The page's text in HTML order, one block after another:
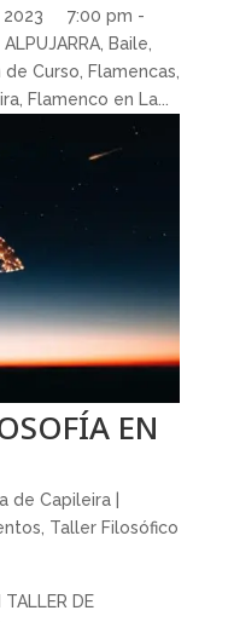
2023 7:00 pm -
Baile,
Curso, Flamencas,
Flamenco en La...
EN
de Capileira |
, Taller Filosófico
DE